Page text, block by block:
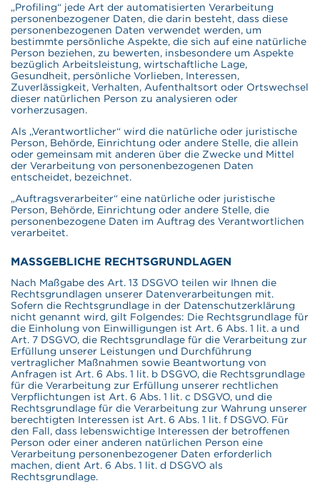
„Profiling“ jede Art der automatisierten Verarbeitung
personenbezogener Daten, die darin besteht, dass diese
personenbezogenen Daten verwendet werden, um
bestimmte persönliche Aspekte, die sich auf eine natürliche
Person beziehen, zu bewerten, insbesondere um Aspekte
bezüglich Arbeitsleistung, wirtschaftliche Lage,
Gesundheit, persönliche Vorlieben, Interessen,
Zuverlässigkeit, Verhalten, Aufenthaltsort oder Ortswechsel
dieser natürlichen Person zu analysieren oder
vorherzusagen.
Als „Verantwortlicher“ wird die natürliche oder juristische
Person, Behörde, Einrichtung oder andere Stelle, die allein
oder gemeinsam mit anderen über die Zwecke und Mittel
der Verarbeitung von personenbezogenen Daten
entscheidet, bezeichnet.
„Auftragsverarbeiter“ eine natürliche oder juristische
Person, Behörde, Einrichtung oder andere Stelle, die
personenbezogene Daten im Auftrag des Verantwortlichen
verarbeitet.
MASSGEBLICHE RECHTSGRUNDLAGEN
Nach Maßgabe des Art. 13 DSGVO teilen wir Ihnen die
Rechtsgrundlagen unserer Datenverarbeitungen mit.
Sofern die Rechtsgrundlage in der Datenschutzerklärung
nicht genannt wird, gilt Folgendes: Die Rechtsgrundlage für
die Einholung von Einwilligungen ist Art. 6 Abs. 1 lit. a und
Art. 7 DSGVO, die Rechtsgrundlage für die Verarbeitung zur
Erfüllung unserer Leistungen und Durchführung
vertraglicher Maßnahmen sowie Beantwortung von
Anfragen ist Art. 6 Abs. 1 lit. b DSGVO, die Rechtsgrundlage
für die Verarbeitung zur Erfüllung unserer rechtlichen
Verpflichtungen ist Art. 6 Abs. 1 lit. c DSGVO, und die
Rechtsgrundlage für die Verarbeitung zur Wahrung unserer
berechtigten Interessen ist Art. 6 Abs. 1 lit. f DSGVO. Für
den Fall, dass lebenswichtige Interessen der betroffenen
Person oder einer anderen natürlichen Person eine
Verarbeitung personenbezogener Daten erforderlich
machen, dient Art. 6 Abs. 1 lit. d DSGVO als
Rechtsgrundlage.